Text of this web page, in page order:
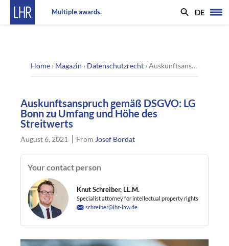
Multiple awards. DE
Home › Magazin › Datenschutzrecht ›Auskunftsanspruch gemäß DSGVO: LG Bonn zu Umfang und Höhe des Streitwerts
Auskunftsanspruch gemäß DSGVO: LG
Bonn zu Umfang und Höhe des
Streitwerts
August 6, 2021 From Josef Bordat
Your contact person
Knut Schreiber, LL.M.
Specialist attorney for intellectual property rights
schreiber@lhr-law.de